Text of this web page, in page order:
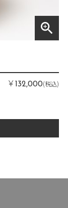
zoom_in
￥132,000(税込)